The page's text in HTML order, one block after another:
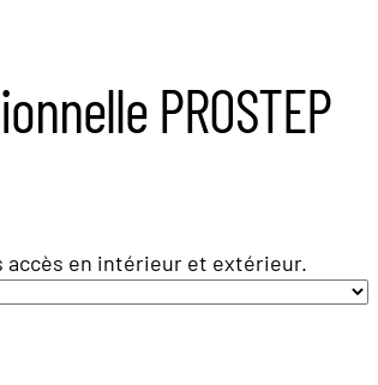
PROSTEP
accès en intérieur et extérieur.